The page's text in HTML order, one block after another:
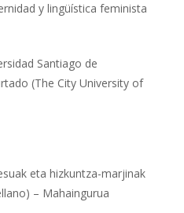
y lingüística feminista
Santiago de
(The City University of
eta hizkuntza-marjinak
– Mahaingurua